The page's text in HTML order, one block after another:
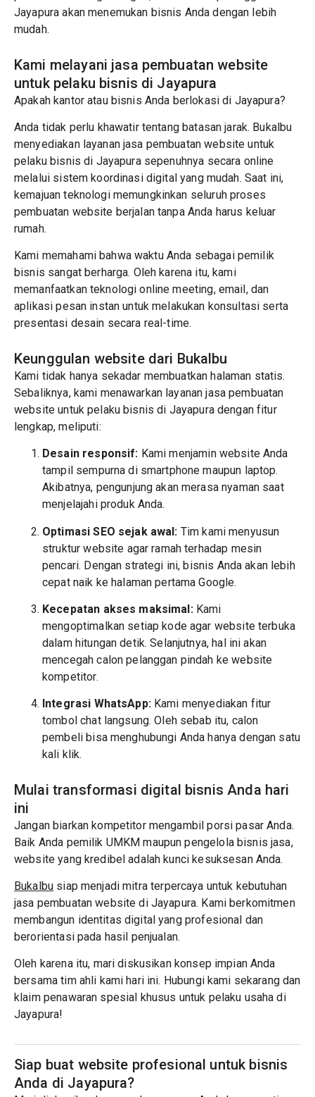
Jayapura akan menemukan bisnis Anda dengan lebih
mudah.
Kami melayani jasa pembuatan website
untuk pelaku bisnis di Jayapura
Apakah kantor atau bisnis Anda berlokasi di Jayapura?
Anda tidak perlu khawatir tentang batasan jarak. Bukalbu
menyediakan layanan jasa pembuatan website untuk
pelaku bisnis di Jayapura sepenuhnya secara online
melalui sistem koordinasi digital yang mudah. Saat ini,
kemajuan teknologi memungkinkan seluruh proses
pembuatan website berjalan tanpa Anda harus keluar
rumah.
Kami memahami bahwa waktu Anda sebagai pemilik
bisnis sangat berharga. Oleh karena itu, kami
memanfaatkan teknologi online meeting, email, dan
aplikasi pesan instan untuk melakukan konsultasi serta
presentasi desain secara real-time.
Keunggulan website dari Bukalbu
Kami tidak hanya sekadar membuatkan halaman statis.
Sebaliknya, kami menawarkan layanan jasa pembuatan
website untuk pelaku bisnis di Jayapura dengan fitur
lengkap, meliputi:
Desain responsif: Kami menjamin website Anda
tampil sempurna di smartphone maupun laptop.
Akibatnya, pengunjung akan merasa nyaman saat
menjelajahi produk Anda.
Optimasi SEO sejak awal: Tim kami menyusun
struktur website agar ramah terhadap mesin
pencari. Dengan strategi ini, bisnis Anda akan lebih
cepat naik ke halaman pertama Google.
Kecepatan akses maksimal:Kami
mengoptimalkan setiap kode agar website terbuka
dalam hitungan detik. Selanjutnya, hal ini akan
mencegah calon pelanggan pindah ke website
kompetitor.
Integrasi WhatsApp:Kami menyediakan fitur
tombol chat langsung. Oleh sebab itu, calon
pembeli bisa menghubungi Anda hanya dengan satu
kali klik.
Mulai transformasi digital bisnis Anda hari
ini
Jangan biarkan kompetitor mengambil porsi pasar Anda.
Baik Anda pemilik UMKM maupun pengelola bisnis jasa,
website yang kredibel adalah kunci kesuksesan Anda.
Bukalbu siap menjadi mitra terpercaya untuk kebutuhan
jasa pembuatan website di Jayapura. Kami berkomitmen
membangun identitas digital yang profesional dan
berorientasi pada hasil penjualan.
Oleh karena itu, mari diskusikan konsep impian Anda
bersama tim ahli kami hari ini. Hubungi kami sekarang dan
klaim penawaran spesial khusus untuk pelaku usaha di
Jayapura!
Siap buat website profesional untuk bisnis
Anda di Jayapura?